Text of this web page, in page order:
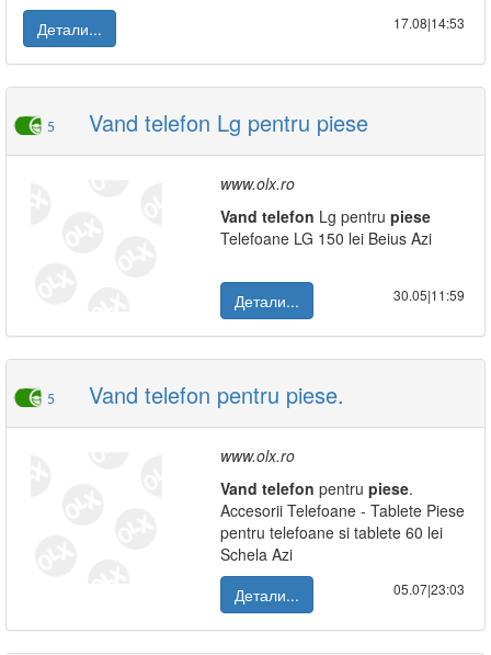
Детали...
17.08|14:53
5 Vand telefon Lg pentru piese
www.olx.ro
Vand telefon Lg pentru piese
Telefoane LG 150 lei Beius Azi
Детали... 30.05|11:59
5 Vand telefon pentru piese.
www.olx.ro
Vand telefon pentru piese.
Accesorii Telefoane - Tablete Piese
pentru telefoane si tablete 60 lei
Schela Azi
Детали...
05.07|23:03